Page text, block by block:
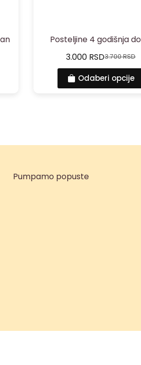
Posteljine 4 godišnja
3.700RSD
3.000 RSD
Odaberi opcije